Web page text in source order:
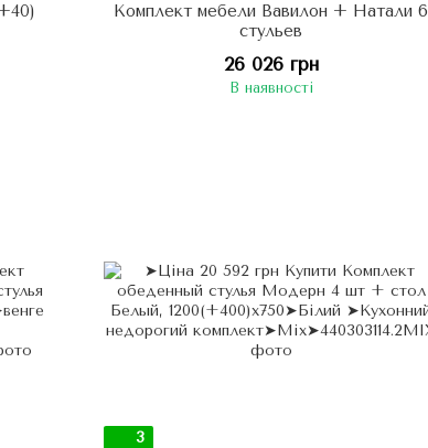
Комплект мебели Вавилон + Натали 6
стульев
26 026 грн
В наявності
3